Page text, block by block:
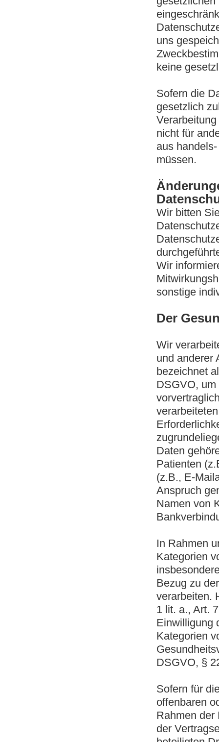
uns
keine
Sofern die
gesetzlich
nicht für
aus
müssen.
Wir bitten
Wir
sonstige
Der
Wir
und anderer
bezeichnet
DSGVO,
Daten
Patienten
(z.B., E-
Anspruch
Namen von
In Rahmen
Kategorien
Bezug zu
verarbeiten.
1 lit. a., Art.
Einwilligung
Kategorien
DSGVO, §
Sofern für
offenbaren
Rahmen der
der